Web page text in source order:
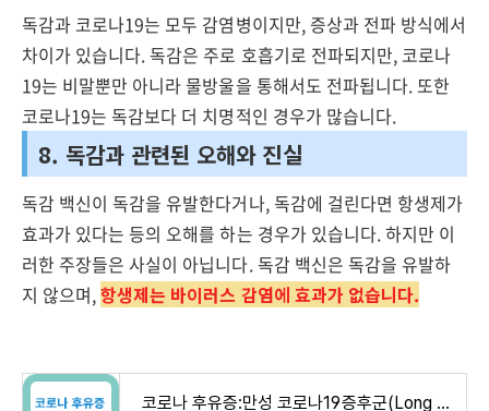
독감과 코로나19는 모두 감염병이지만, 증상과 전파 방식에서
차이가 있습니다. 독감은 주로 호흡기로 전파되지만, 코로나
19는 비말뿐만 아니라 물방울을 통해서도 전파됩니다. 또한
코로나19는 독감보다 더 치명적인 경우가 많습니다.
8. 독감과 관련된 오해와 진실
독감 백신이 독감을 유발한다거나, 독감에 걸린다면 항생제가
효과가 있다는 등의 오해를 하는 경우가 있습니다. 하지만 이
러한 주장들은 사실이 아닙니다. 독감 백신은 독감을 유발하
지 않으며,항생제는 바이러스 감염에 효과가 없습니다.
코로나 후유증:만성 코로나19증후군(Long COVID)알아보기